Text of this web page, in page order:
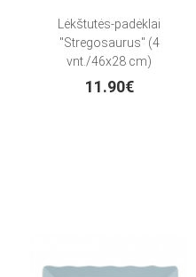
Lėkštutės-padėklai
"Stregosaurus" (4
vnt./46x28 cm)
11.90€